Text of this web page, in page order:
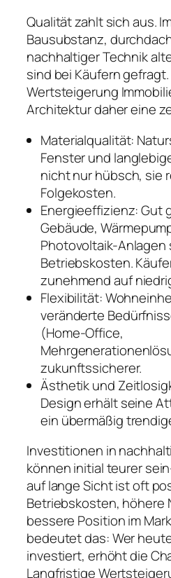
Qualität zahlt sich aus.
Bausubstanz,
nachhaltiger Technik
sind bei Käufern
Wertsteigerung
Architektur daher eine
Materialqualität:
Fenster und
nicht nur hübsch, sie
Folgekosten.
Energieeffizienz: Gut
Gebäude,
Photovoltaik-Anlagen
Betriebskosten.
zunehmend auf
Flexibilität:
veränderte
(Home‑Office,
zukunftssicherer.
Ästhetik und
Design erhält seine
ein übermäßig
Investitionen in
können initial teurer
auf lange Sicht ist oft
Betriebskosten, höhere
bessere Position im
bedeutet das: Wer
investiert, erhöht die
Langfristige